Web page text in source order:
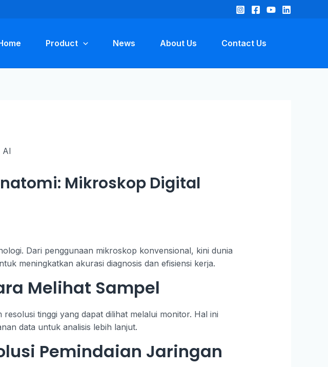
Product News About Us Contact Us
Mikroskop Digital
Dari penggunaan mikroskop konvensional, kini dunia
meningkatkan akurasi diagnosis dan efisiensi kerja.
Melihat Sampel
tinggi yang dapat dilihat melalui monitor. Hal ini
data untuk analisis lebih lanjut.
Pemindaian Jaringan